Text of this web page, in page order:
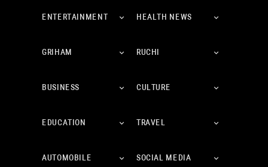
ENTERTAINMENT HEALTH NEWS
GRIHAM RUCHI
BUSINESS CULTURE
EDUCATION TRAVEL
AUTOMOBILE SOCIAL MEDIA